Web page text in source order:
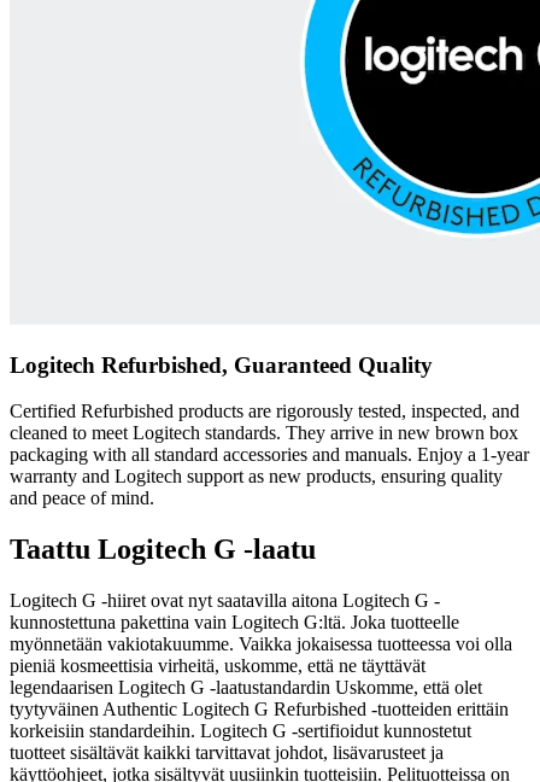
Logitech Refurbished, Guaranteed Quality
Certified Refurbished products are rigorously tested, inspected, and
cleaned to meet Logitech standards. They arrive in new brown box
packaging with all standard accessories and manuals. Enjoy a 1-year
warranty and Logitech support as new products, ensuring quality
and peace of mind.
Taattu Logitech G -laatu
Logitech G -hiiret ovat nyt saatavilla aitona Logitech G -
kunnostettuna pakettina vain Logitech G:ltä. Joka tuotteelle
myönnetään vakiotakuumme. Vaikka jokaisessa tuotteessa voi olla
pieniä kosmeettisia virheitä, uskomme, että ne täyttävät
legendaarisen Logitech G -laatustandardin Uskomme, että olet
tyytyväinen Authentic Logitech G Refurbished -tuotteiden erittäin
korkeisiin standardeihin. Logitech G -sertifioidut kunnostetut
tuotteet sisältävät kaikki tarvittavat johdot, lisävarusteet ja
käyttöohjeet, jotka sisältyvät uusiinkin tuotteisiin. Pelituotteissa on